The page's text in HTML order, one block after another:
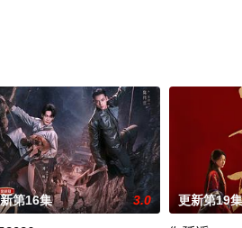
第16集 3.0 更新第19集